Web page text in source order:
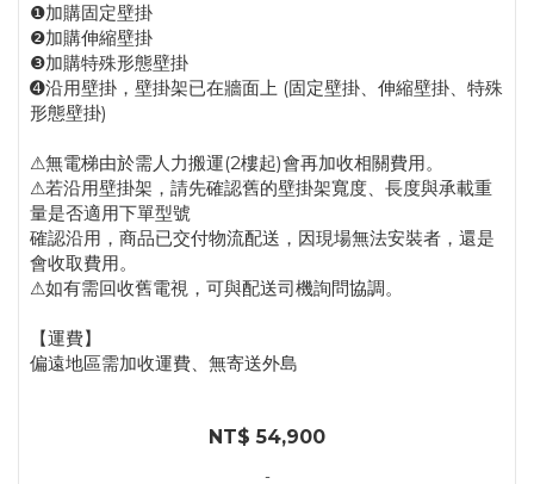
❶加購固定壁掛
❷加購伸縮壁掛
❸加購特殊形態壁掛
➍沿用壁掛，壁掛架已在牆面上 (固定壁掛、伸縮壁掛、特殊
形態壁掛)
⚠無電梯由於需人力搬運(2樓起)會再加收相關費用。
⚠若沿用壁掛架，請先確認舊的壁掛架寬度、長度與承載重
量是否適用下單型號
確認沿用，商品已交付物流配送，因現場無法安裝者，還是
會收取費用。
⚠如有需回收舊電視，可與配送司機詢問協調。
【運費】
偏遠地區需加收運費、無寄送外島
NT$ 54,900
-